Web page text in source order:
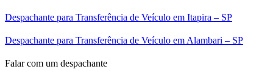
Despachante para Transferência de Veículo em Itapira – SP
Despachante para Transferência de Veículo em Alambari – SP
Falar com um despachante